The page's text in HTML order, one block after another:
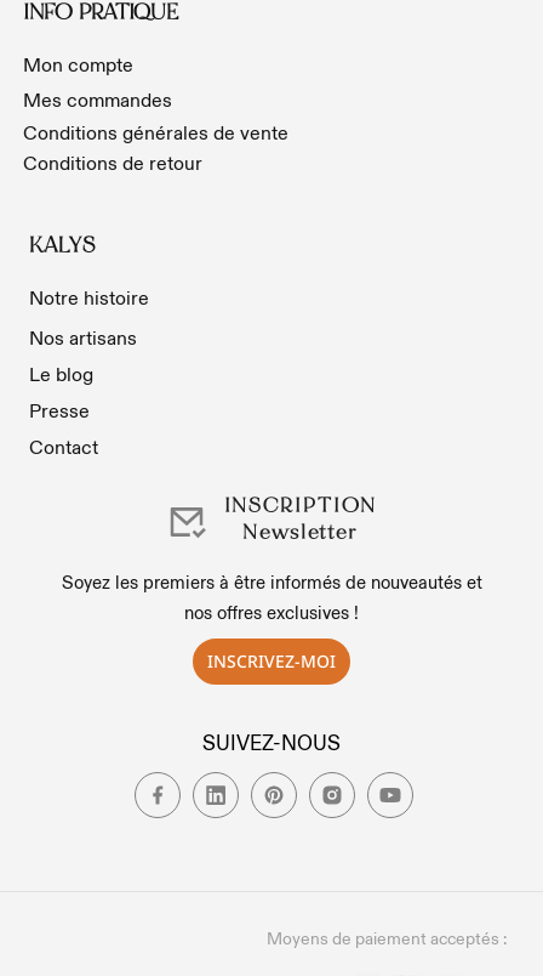
INFO PRATIQUE
Mon compte
Mes commandes
Conditions générales de vente
Conditions de retour
KALYS
Notre histoire
Nos artisans
Le blog
Presse
Contact
INSCRIPTION
Newsletter
Soyez les premiers à être informés de nouveautés et
nos offres exclusives !
INSCRIVEZ-MOI
SUIVEZ-NOUS
Moyens de paiement acceptés :